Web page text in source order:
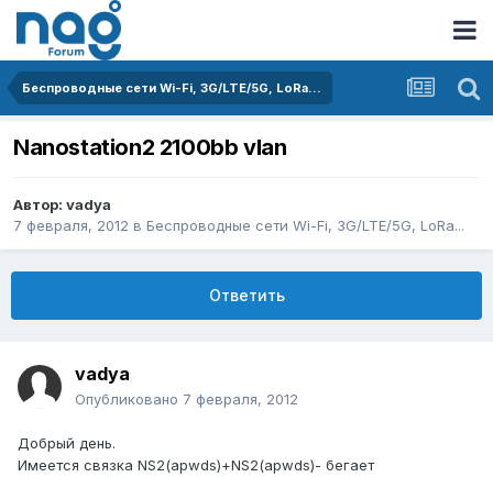
Беспроводные сети Wi-Fi, 3G/LTE/5G, LoRa...
Nanostation2 2100bb vlan
Автор: vadya
7 февраля, 2012 в Беспроводные сети Wi-Fi, 3G/LTE/5G, LoRa...
Ответить
vadya
Опубликовано 7 февраля, 2012
Добрый день.
Имеется связка NS2(apwds)+NS2(apwds)- бегает